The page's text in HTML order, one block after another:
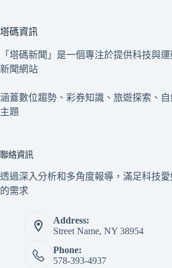
塔碼資訊
「塔碼新聞」是一個專注於提供科技與
新聞網站
涵蓋數位趨勢、彩券知識、旅遊探索、
主題
聯絡資訊
透過深入分析和多角度報導，滿足科技
的需求
Address:
Street Name, NY 38954
Phone:
578-393-4937